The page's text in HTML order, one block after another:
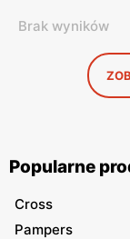
Brak wyników
Popularne
Cross
Pampers